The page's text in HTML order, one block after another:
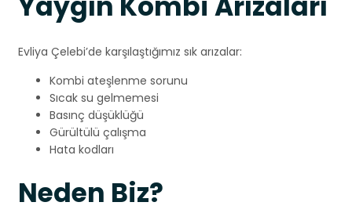
Evliya Çelebi’de karşılaştığımız sık arızalar:
Kombi ateşlenme sorunu
Sıcak su gelmemesi
Basınç düşüklüğü
Gürültülü çalışma
Hata kodları
Neden Biz?